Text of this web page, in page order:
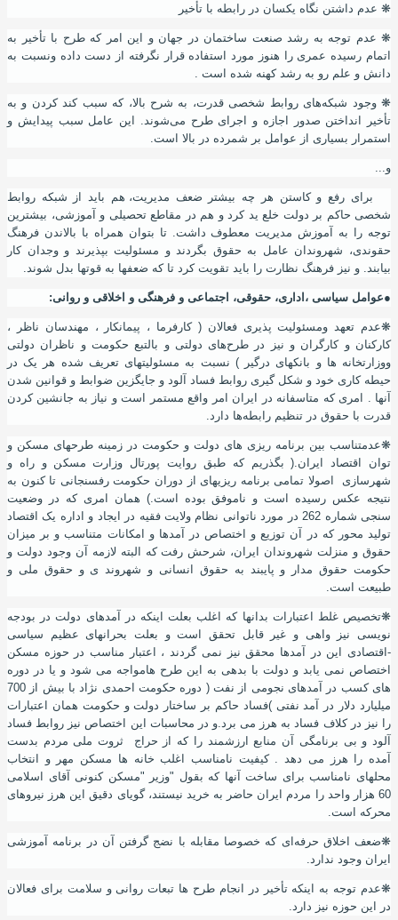
❋ عدم داشتن نگاه یکسان در رابطه با تأخیر
❋ عدم توجه به رشد صنعت ساختمان در جهان و این امر که طرح با تأخیر به
اتمام رسیده عمری را هنوز مورد استفاده قرار نگرفته از دست داده ونسبت به
دانش و علم رو به رشد کهنه شده است .
❋وجود شبکه‌های روابط شخصی قدرت، به شرح بالا، که سبب کند کردن و به
تأخیر انداختن صدور اجازه و اجرای طرح می‌شوند. این عامل سبب پیدایش و
استمرار بسیاری از عوامل بر شمرده در بالا است.
و...
برای رفع و کاستن هر چه بیشتر ضعف مدیریت، هم باید از شبکه روابط
شخصی حاکم بر دولت خلع ید کرد و هم در مقاطع تحصیلی و آموزشی، بیشترین
توجه را به آموزش مدیریت معطوف داشت. تا بتوان همراه با بالاندن فرهنگ
حقوندی، شهروندان عامل به حقوق بگردند و مسئولیت بپذیرند و وجدان کار
بیابند. و نیز فرهنگ نظارت را باید تقویت کرد تا که ضعفها به قوتها بدل شوند.
●عوامل سیاسی ،اداری، حقوقی، اجتماعی و فرهنگی و اخلاقی و روانی:
❋عدم تعهد ومسئولیت پذیری فعالان ( کارفرما ، پیمانکار ، مهندسان ناظر ،
کارکنان و کارگران و نیز در طرح‌های دولتی و بالتبع حکومت و ناظران دولتی
ووزارتخانه ها و بانکهای درگیر ) نسبت به مسئولیتهای تعریف شده هر یک در
حیطه کاری خود و شکل گیری روابط فساد آلود و جایگزین ضوابط و قوانین شدن
آنها . امری که متاسفانه در ایران امر واقع مستمر است و نیاز به جانشین کردن
قدرت با حقوق در تنظیم رابطه‌ها دارد.
❋عدمتناسب بین برنامه ریزی های دولت و حکومت در زمینه طرحهای مسکن و
توان اقتصاد ایران.( بگذریم که طبق روایت پورتال وزارت مسکن و راه و
شهرسازی اصولا تمامی برنامه ریزیهای از دوران حکومت رفسنجانی تا کنون به
نتیجه عکس رسیده است و ناموفق بوده است.) همان امری که در وضعیت
سنجی شماره 262 در مورد ناتوانی نظام ولایت فقیه در ایجاد و اداره یک اقتصاد
تولید محور که در آن توزیع و اختصاص در آمدها و امکانات متناسب و بر میزان
حقوق و منزلت شهروندان ایران، شرحش رفت که البته لازمه آن وجود دولت و
حکومت حقوق مدار و پایبند به حقوق انسانی و شهروند ی و حقوق ملی و
طبیعت است.
❋تخصیص غلط اعتبارات بدانها که اغلب بعلت اینکه در آمدهای دولت در بودجه
نویسی نیز واهی و غیر قابل تحقق است و بعلت بحرانهای عظیم سیاسی
-اقتصادی این در آمدها محقق نیز نمی گردند ، اعتبار مناسب در حوزه مسکن
اختصاص نمی یابد و دولت با بدهی به این طرح هامواجه می شود و یا در دوره
های کسب در آمدهای نجومی از نفت ( دوره حکومت احمدی نژاد با بیش از 700
میلیارد دلار در آمد نفتی )فساد حاکم بر ساختار دولت و حکومت همان اعتبارات
را نیز در کلاف فساد به هرز می برد.و در محاسبات این اختصاص نیز روابط فساد
آلود و بی برنامگی آن منابع ارزشمند را که از حراج ثروت ملی مردم بدست
آمده را هرز می دهد . کیفیت نامناسب اغلب خانه ها مسکن مهر و انتخاب
محلهای نامناسب برای ساخت آنها که بقول "وزیر "مسکن کنونی آقای اسلامی
60 هزار واحد را مردم ایران حاضر به خرید نیستند، گویای دقیق این هرز نیروهای
محرکه است.
❋ضعف اخلاق حرفه‌ای که خصوصا مقابله با نضج گرفتن آن در برنامه آموزشی
ایران وجود ندارد.
❋عدم توجه به اینکه تأخیر در انجام طرح ها تبعات روانی و سلامت برای فعالان
در این حوزه نیز دارد.